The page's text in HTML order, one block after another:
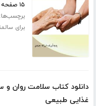
۱۵ صفحه
برچسب‌ها:
برای
دانلود کتاب سلامت روان
غذایی طبیعی